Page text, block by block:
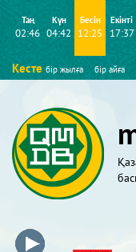
Таң
02:46
Күн
04:42
Бесін
12:25
Екінті
17:37
Кесте бір жылға бір айға